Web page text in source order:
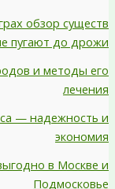
обзор существ
пугают до дрожи
и методы его
лечения
— надежность и
экономия
в Москве и
Подмосковье